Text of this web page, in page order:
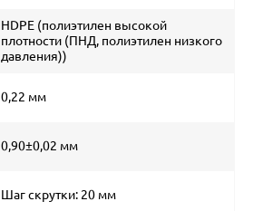
HDPE (полиэтилен высокой
плотности (ПНД, полиэтилен низкого
давления))
0,22 мм
0,90±0,02 мм
Шаг скрутки: 20 мм